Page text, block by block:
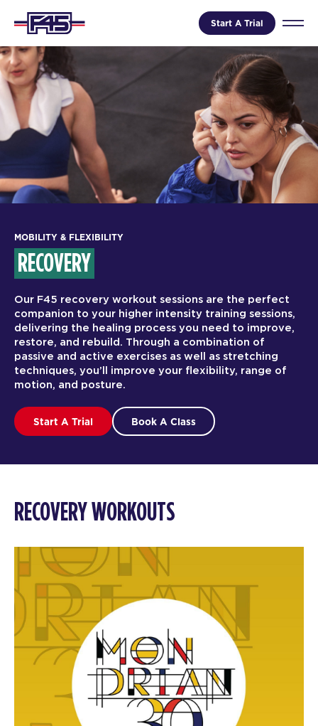
Start A Trial
MOBILITY & FLEXIBILITY
RECOVERY
Our F45 recovery workout sessions are the perfect
companion to your higher intensity training sessions,
delivering the healing process you need to improve,
restore, and rebuild. Through a combination of
passive and active exercises as well as stretching
techniques, you’ll improve your flexibility, range of
motion, and posture.
Start A Trial Book A Class
RECOVERY WORKOUTS